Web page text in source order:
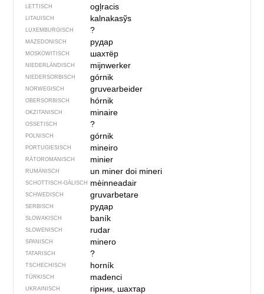
LETTISCH ogļracis
LITAUISCH kalnakasỹs
LUXEMBURGISCH ?
MAZEDONISCH рудар
MOSKOWITISCH шахтёр
NIEDERLÄNDISCH mijnwerker
NIEDERSORBISCH górnik
NORWEGISCH gruvearbeider
OBERSORBISCH hórnik
OKZITANISCH minaire
OSSETISCH ?
POLNISCH górnik
PORTUGIESISCH mineiro
RÄTOROMANISCH minier
RUMÄNISCH un minerdoi mineri
SCHOTTISCH-GÄLISCH mèinneadair
SCHWEDISCH gruvarbetare
SERBISCH рудар
SLOWAKISCH baník
SLOWENISCH rudar
SPANISCH minero
TATARISCH ?
TSCHECHISCH horník
TÜRKISCH madenci
UKRAINISCH гірник, шахтар